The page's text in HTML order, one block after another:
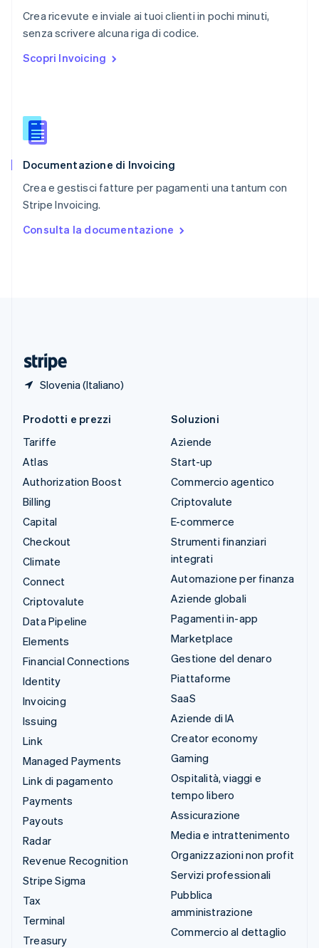
Crea ricevute e inviale ai tuoi clienti in pochi minuti,
senza scrivere alcuna riga di codice.
Scopri Invoicing
Documentazione di Invoicing
Crea e gestisci fatture per pagamenti una tantum con
Stripe Invoicing.
Consulta la documentazione
Slovenia (Italiano)
English
Regno Unito
English
English
English
Slovacchia
Slovenia
Spagna
EspañolEnglish
English Español简体中文
Prodotti e prezzi
Tariffe
Atlas
Authorization Boost
Billing
Capital
Checkout
Climate
Connect
Criptovalute
Data Pipeline
Elements
Financial Connections
Identity
Invoicing
Issuing
Link
Managed Payments
Link di pagamento
Payments
Payouts
Radar
Revenue Recognition
Stripe Sigma
Tax
Terminal
Treasury
Soluzioni
Aziende
Start-up
Commercio agentico
Criptovalute
E-commerce
Strumenti finanziari
integrati
Automazione per finanza
Aziende globali
Pagamenti in-app
Marketplace
Gestione del denaro
Piattaforme
SaaS
Aziende di IA
Creator economy
Gaming
Ospitalità, viaggi e
tempo libero
Assicurazione
Media e intrattenimento
Organizzazioni non profit
Servizi professionali
Pubblica
amministrazione
Commercio al dettaglio